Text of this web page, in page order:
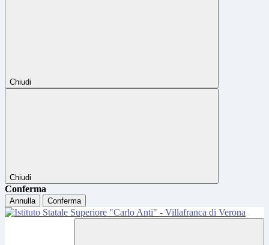
Chiudi
Chiudi
Conferma
Annulla Conferma